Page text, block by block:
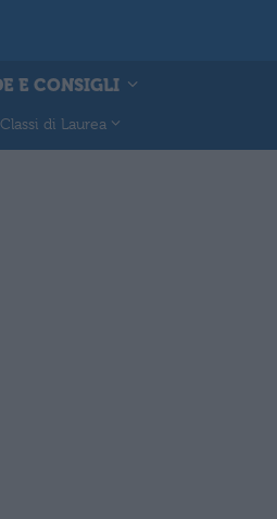
E CONSIGLI
Classi di Laurea